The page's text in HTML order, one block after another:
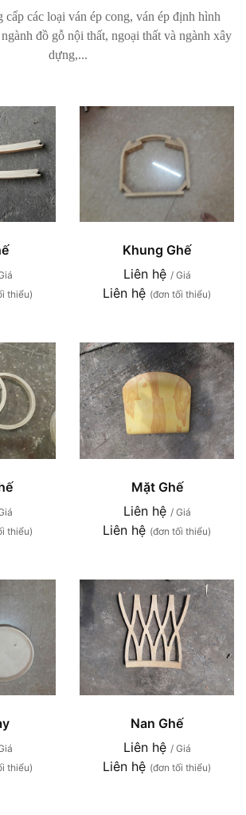
cấp các loại ván ép cong, ván ép định hình
đồ gỗ nội thất, ngoại thất và ngành xây
dựng,...
thiểu)
Khung Ghế
Liên hệ / Giá
Liên hệ (đơn tối thiểu)
thiểu)
Mặt Ghế
Liên hệ / Giá
Liên hệ (đơn tối thiểu)
thiểu)
Nan Ghế
Liên hệ / Giá
Liên hệ (đơn tối thiểu)